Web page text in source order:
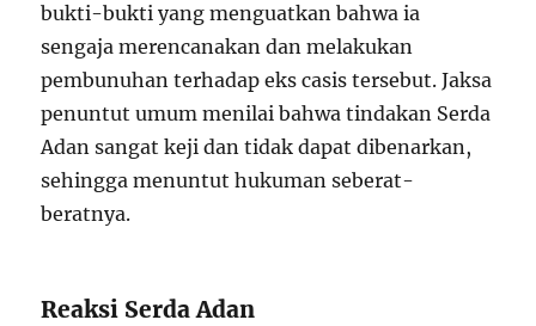
bukti-bukti yang menguatkan bahwa ia
sengaja merencanakan dan melakukan
pembunuhan terhadap eks casis tersebut. Jaksa
penuntut umum menilai bahwa tindakan Serda
Adan sangat keji dan tidak dapat dibenarkan,
sehingga menuntut hukuman seberat-
beratnya.
Reaksi Serda Adan